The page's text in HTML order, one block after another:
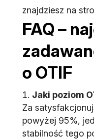
znajdziesz na
FAQ –
o OTIF
Jaki poziom
Za
powyżej 95%,
stabilność tego